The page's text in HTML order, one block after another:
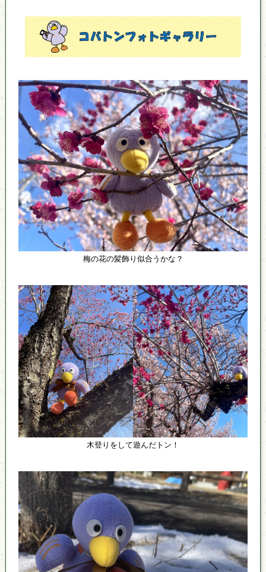
梅の花の髪飾り似合うかな？
木登りをして遊んだトン！